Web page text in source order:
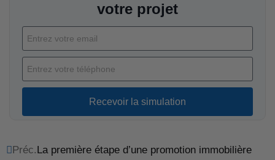
votre projet
Recevoir la simulation
Préc. La première étape d’une promotion immobilière